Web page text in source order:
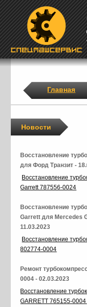
Главная
Новости
Восстановление
для Форд Транзит -
Восстановление
Garrett 787556-0024
Восстановление
Garrett для Mercedes
11.03.2023
Восстановление
802774-0004
Ремонт
0004 - 02.03.2023
Восстановление
GARRETT 765155-